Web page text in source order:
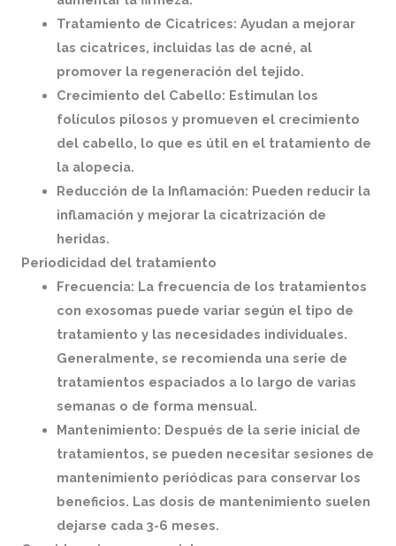
Tratamiento de Cicatrices: Ayudan a mejorar
las cicatrices, incluidas las de acné, al
promover la regeneración del tejido.
Crecimiento del Cabello: Estimulan los
folículos pilosos y promueven el crecimiento
del cabello, lo que es útil en el tratamiento de
la alopecia.
Reducción de la Inflamación: Pueden reducir la
inflamación y mejorar la cicatrización de
heridas.
Periodicidad del tratamiento
Frecuencia: La frecuencia de los tratamientos
con exosomas puede variar según el tipo de
tratamiento y las necesidades individuales.
Generalmente, se recomienda una serie de
tratamientos espaciados a lo largo de varias
semanas o de forma mensual.
Mantenimiento: Después de la serie inicial de
tratamientos, se pueden necesitar sesiones de
mantenimiento periódicas para conservar los
beneficios. Las dosis de mantenimiento suelen
dejarse cada 3-6 meses.